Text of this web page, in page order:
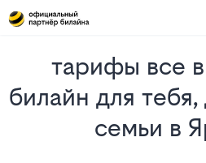
тарифы все
билайн для
семьи в